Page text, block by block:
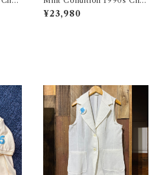
ィ
mpion Reverse Weave Size
L / チャンピオン リバースウ
¥23,980